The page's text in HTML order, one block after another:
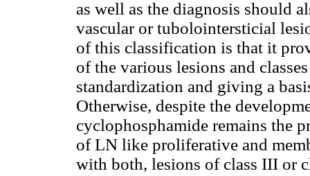
as well as the diagnosis should
vascular or tubolointersticial
of this classification is that it
of the various lesions and
standardization and giving a
Otherwise, despite the
cyclophosphamide remains the
of LN like proliferative and
with both, lesions of class III or